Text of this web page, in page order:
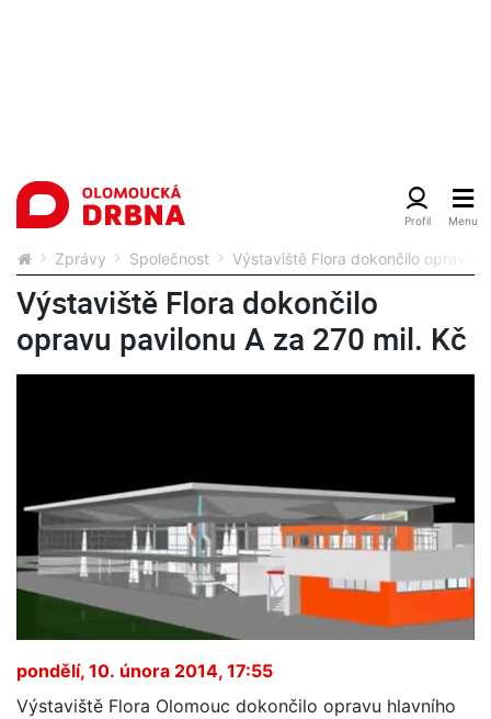
Zprávy Společnost Výstaviště Flora dokončilo opravu
Výstaviště Flora dokončilo
opravu pavilonu A za 270 mil. Kč
pondělí, 10. února 2014, 17:55
Výstaviště Flora Olomouc dokončilo opravu hlavního